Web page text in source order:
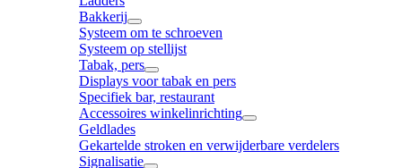
Bakkerij
Systeem om te schroeven
Systeem op stellijst
Tabak, pers
Displays voor tabak en pers
Specifiek bar, restaurant
Accessoires winkelinrichting
Geldlades
Gekartelde stroken en verwijderbare verdelers
Signalisatie